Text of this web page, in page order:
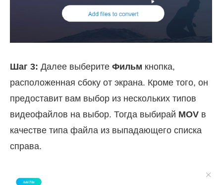
Шаг 3: Далее выберите Фильм кнопка,
расположенная сбоку от экрана. Кроме того, он
предоставит вам выбор из нескольких типов
видеофайлов на выбор. Тогда выбирай MOV в
качестве типа файла из выпадающего списка
справа.